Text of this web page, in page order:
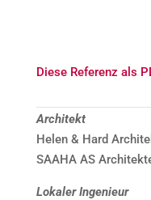
Diese Referenz als
Architekt
Helen & Hard
SAAHA AS
Lokaler Ingenieur